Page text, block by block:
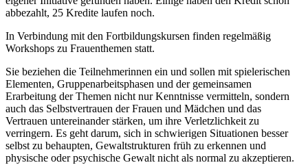
abbezahlt, 25 Kredite laufen noch.
In Verbindung mit den Fortbildungskursen finden regelmäßig
Workshops zu Frauenthemen statt.
Sie beziehen die Teilnehmerinnen ein und sollen mit spielerischen
Elementen, Gruppenarbeitsphasen und der gemeinsamen
Erarbeitung der Themen nicht nur Kenntnisse vermitteln, sondern
auch das Selbstvertrauen der Frauen und Mädchen und das
Vertrauen untereinander stärken, um ihre Verletzlichkeit zu
verringern. Es geht darum, sich in schwierigen Situationen besser
selbst zu behaupten, Gewaltstrukturen früh zu erkennen und
physische oder psychische Gewalt nicht als normal zu akzeptieren.